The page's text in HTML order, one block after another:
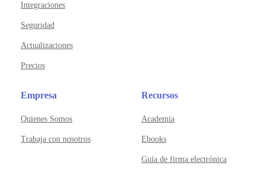
Integraciones
Seguridad
Actualizaciones
Precios
Empresa
Quienes Somos
Trabaja con nosotros
Recursos
Academia
Ebooks
Guía de firma electrónica